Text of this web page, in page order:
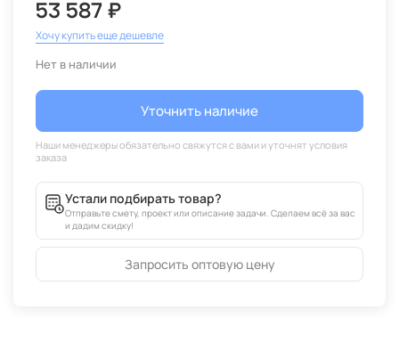
53 587 ₽
Хочу купить еще дешевле
Нет в наличии
Уточнить наличие
Устали подбирать товар?
Отправьте смету, проект или описание задачи. Сделаем всё за вас
и дадим скидку!
Запросить оптовую цену